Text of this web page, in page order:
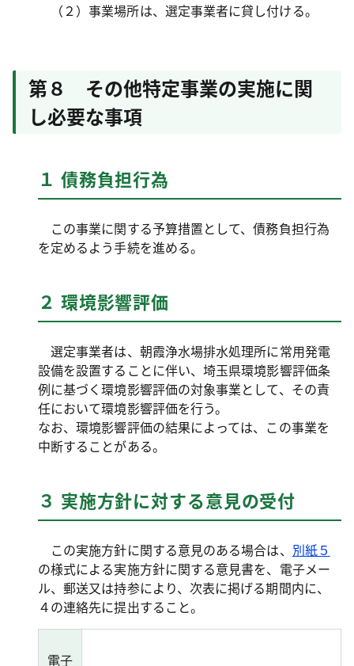
（２）事業場所は、選定事業者に貸し付ける。
第８ その他特定事業の実施に関
し必要な事項
１ 債務負担行為
この事業に関する予算措置として、債務負担行為
を定めるよう手続を進める。
２ 環境影響評価
選定事業者は、朝霞浄水場排水処理所に常用発電
設備を設置することに伴い、埼玉県環境影響評価条
例に基づく環境影響評価の対象事業として、その責
任において環境影響評価を行う。
なお、環境影響評価の結果によっては、この事業を
中断することがある。
３ 実施方針に対する意見の受付
この実施方針に関する意見のある場合は、 別紙５
の様式による実施方針に関する意見書を、電子メー
ル、郵送又は持参により、次表に掲げる期間内に、
４の連絡先に提出すること。
電子